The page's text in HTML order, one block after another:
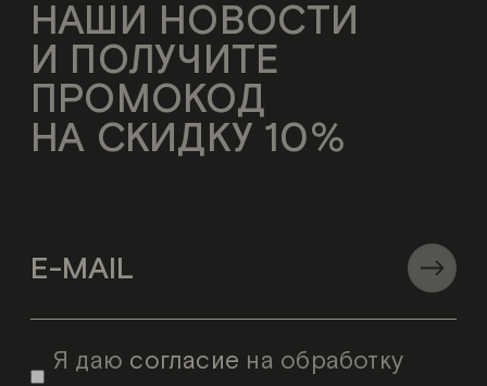
НАШИ НОВОСТИ
И ПОЛУЧИТЕ
ПРОМОКОД
НА СКИДКУ 10%
Я даю согласие на обработку